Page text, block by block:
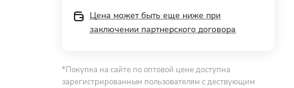
Цена может быть еще ниже при
заключении партнерского договора
*Покупка на сайте по оптовой цене доступна
зарегистрированным пользователям с дествующим